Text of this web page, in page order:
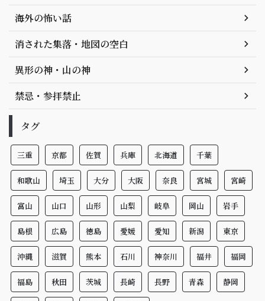
海外の怖い話
消された集落・地図の空白
異形の神・山の神
禁忌・参拝禁止
タグ
三重 京都 佐賀 兵庫 北海道 千葉
和歌山 埼玉 大分 大阪 奈良 宮城 宮崎
富山 山口 山形 山梨 岐阜 岡山 岩手
島根 広島 徳島 愛媛 愛知 新潟 東京
沖縄 滋賀 熊本 石川 神奈川 福井 福岡
福島 秋田 茨城 長崎 長野 青森 静岡